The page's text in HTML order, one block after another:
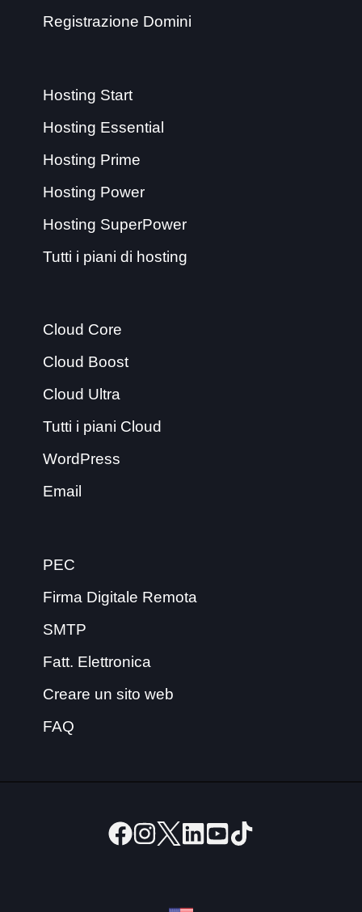
Registrazione Domini
Hosting Start
Hosting Essential
Hosting Prime
Hosting Power
Hosting SuperPower
Tutti i piani di hosting
Cloud Core
Cloud Boost
Cloud Ultra
Tutti i piani Cloud
WordPress
Email
PEC
Firma Digitale Remota
SMTP
Fatt. Elettronica
Creare un sito web
FAQ